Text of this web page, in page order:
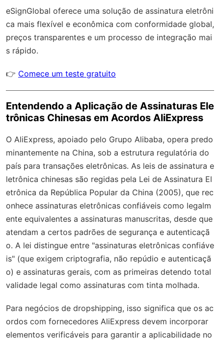
eSignGlobal oferece uma solução de assinatura eletrôni
ca mais flexível e econômica com conformidade global,
preços transparentes e um processo de integração mai
s rápido.
👉 Comece um teste gratuito
Entendendo a Aplicação de Assinaturas Ele
trônicas Chinesas em Acordos AliExpress
O AliExpress, apoiado pelo Grupo Alibaba, opera predo
minantemente na China, sob a estrutura regulatória do
país para transações eletrônicas. As leis de assinatura e
letrônica chinesas são regidas pela Lei de Assinatura El
etrônica da República Popular da China (2005), que rec
onhece assinaturas eletrônicas confiáveis como legalm
ente equivalentes a assinaturas manuscritas, desde que
atendam a certos padrões de segurança e autenticaçã
o. A lei distingue entre "assinaturas eletrônicas confiáve
is" (que exigem criptografia, não repúdio e autenticaçã
o) e assinaturas gerais, com as primeiras detendo total
validade legal como assinaturas com tinta molhada.
Para negócios de dropshipping, isso significa que os ac
ordos com fornecedores AliExpress devem incorporar
elementos verificáveis para garantir a aplicabilidade no